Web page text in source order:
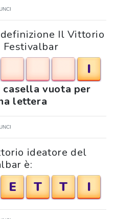
Il Vittorio
I
casella vuota per
lettera
ideatore del
è:
E T T I